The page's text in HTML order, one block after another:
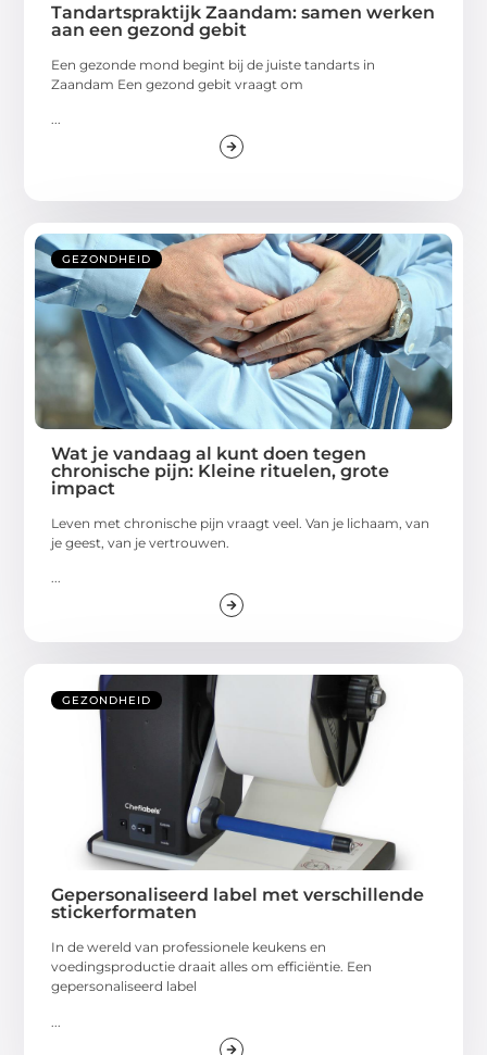
Tandartspraktijk Zaandam: samen werken
aan een gezond gebit
Een gezonde mond begint bij de juiste tandarts in
Zaandam Een gezond gebit vraagt om
GEZONDHEID
Wat je vandaag al kunt doen tegen
chronische pijn: Kleine rituelen, grote
impact
Leven met chronische pijn vraagt veel. Van je lichaam, van
je geest, van je vertrouwen.
...
GEZONDHEID
Gepersonaliseerd label met verschillende
stickerformaten
In de wereld van professionele keukens en
voedingsproductie draait alles om efficiëntie. Een
gepersonaliseerd label